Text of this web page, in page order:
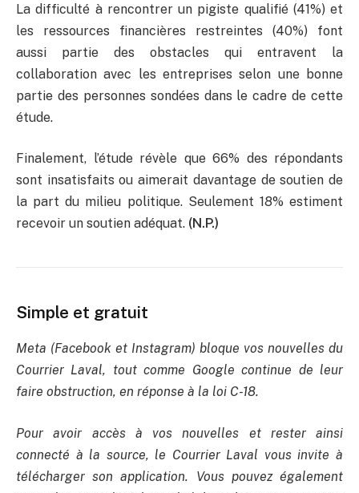
La difficulté à rencontrer un pigiste qualifié (41%) et
les ressources financières restreintes (40%) font
aussi partie des obstacles qui entravent la
collaboration avec les entreprises selon une bonne
partie des personnes sondées dans le cadre de cette
étude.
Finalement, l’étude révèle que 66% des répondants
sont insatisfaits ou aimerait davantage de soutien de
la part du milieu politique. Seulement 18% estiment
recevoir un soutien adéquat. (N.P.)
Simple et gratuit
Meta (Facebook et Instagram) bloque vos nouvelles du
Courrier Laval, tout comme Google continue de leur
faire obstruction, en réponse à la loi C-18.
Pour avoir accès à vos nouvelles et rester ainsi
connecté à la source, le Courrier Laval vous invite à
télécharger son application. Vous pouvez également